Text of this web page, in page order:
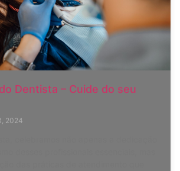
Dentista – Cuide do seu
2024